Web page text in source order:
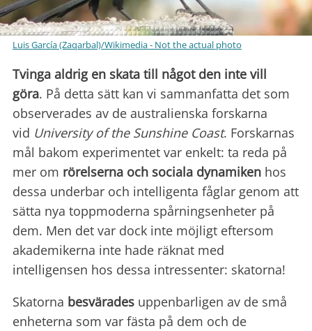
Luis García (Zaqarbal)/Wikimedia - Not the actual photo
Tvinga aldrig en skata till något den inte vill
göra. På detta sätt kan vi sammanfatta det som
observerades av de australienska forskarna
vid University of the Sunshine Coast. Forskarnas
mål bakom experimentet var enkelt: ta reda på
mer om rörelserna och sociala dynamiken hos
dessa underbar och intelligenta fåglar genom att
sätta nya toppmoderna spårningsenheter på
dem. Men det var dock inte möjligt eftersom
akademikerna inte hade räknat med
intelligensen hos dessa intressenter: skatorna!
Skatorna besvärades uppenbarligen av de små
enheterna som var fästa på dem och de